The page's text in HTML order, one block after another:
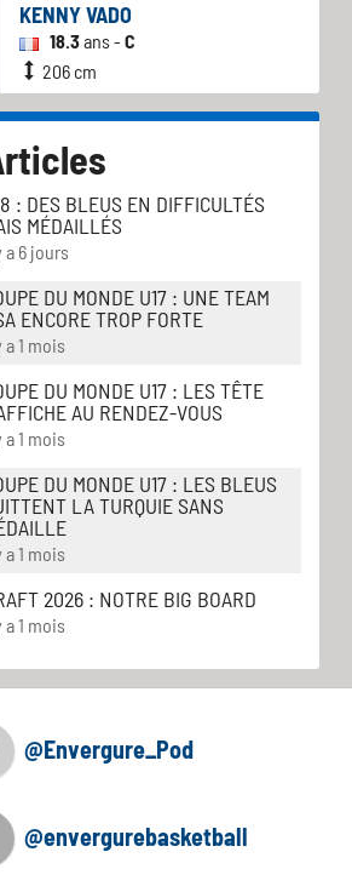
KENNY VADO
18.3ans -C
206 cm
: DES BLEUS EN DIFFICULTÉS
MÉDAILLÉS
a 6 jours
DU MONDE U17 : UNE TEAM
ENCORE TROP FORTE
a 1 mois
DU MONDE U17 : LES TÊTE
AU RENDEZ-VOUS
a 1 mois
DU MONDE U17 : LES BLEUS
LA TURQUIE SANS
a 1 mois
2026 : NOTRE BIG BOARD
a 1 mois
@Envergure_Pod
@envergurebasketball